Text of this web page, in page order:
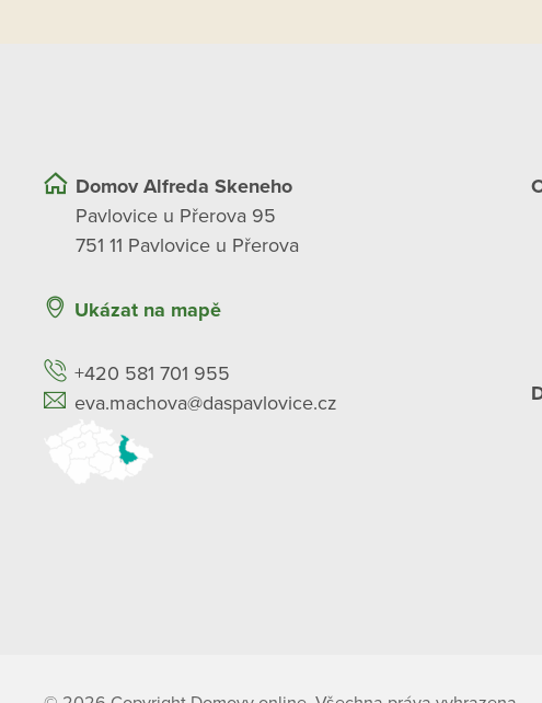
Domov Alfreda Skeneho
Pavlovice u Přerova 95
751 11 Pavlovice u Přerova
Ukázat na mapě
+420 581 701 955
eva.machova@daspavlovice.cz